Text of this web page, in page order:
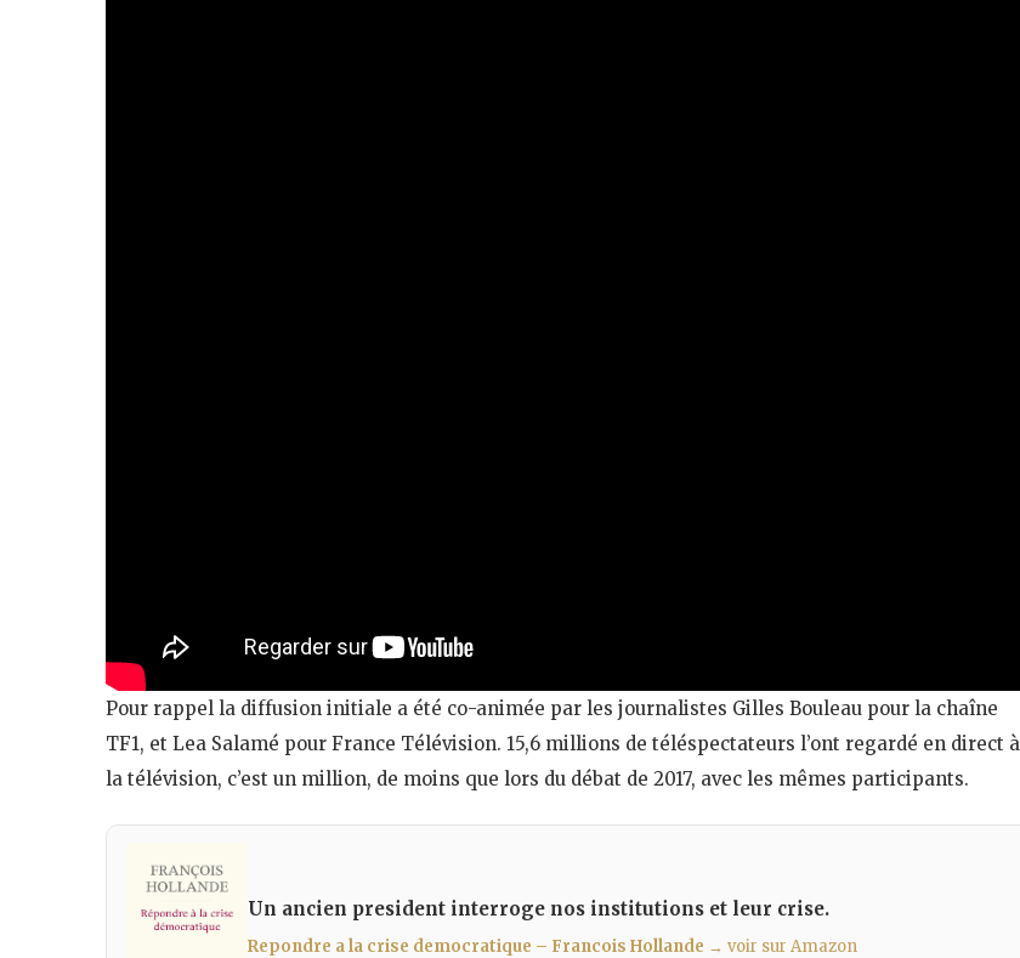
Pour rappel la diffusion initiale a été co-animée par les journalistes Gilles Bouleau pour la chaîne
TF1, et Lea Salamé pour France Télévision. 15,6 millions de téléspectateurs l’ont regardé en direct à
la télévision, c’est un million, de moins que lors du débat de 2017, avec les mêmes participants.
Un ancien president interroge nos institutions et leur crise.
Repondre a la crise democratique – Francois Hollande → voir sur Amazon